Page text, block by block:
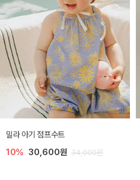
밀라 아기 점프수트
10% 30,600원 34,000원